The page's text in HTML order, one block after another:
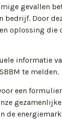
gevallen
Door
oplossing
informatie
te melden.
een
de